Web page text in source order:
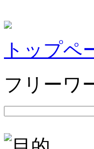
トップペ
フリーワ